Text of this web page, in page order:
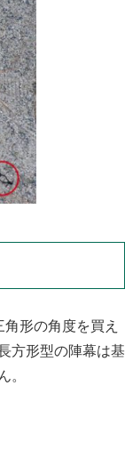
形の角度を買え
方形型の陣幕は基
。